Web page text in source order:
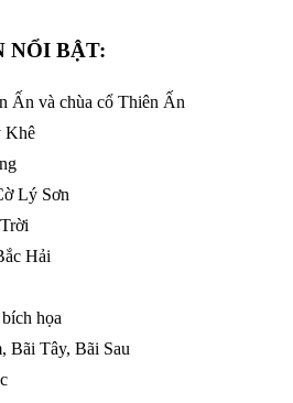
NỔI BẬT:
Ấn và chùa cổ Thiên Ấn
Khê
Lý Sơn
Hải
họa
Bãi Tây, Bãi Sau